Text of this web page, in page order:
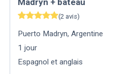
Madryn + bateau
(2 avis)
Puerto Madryn,Argentine
1 jour
Espagnol et anglais